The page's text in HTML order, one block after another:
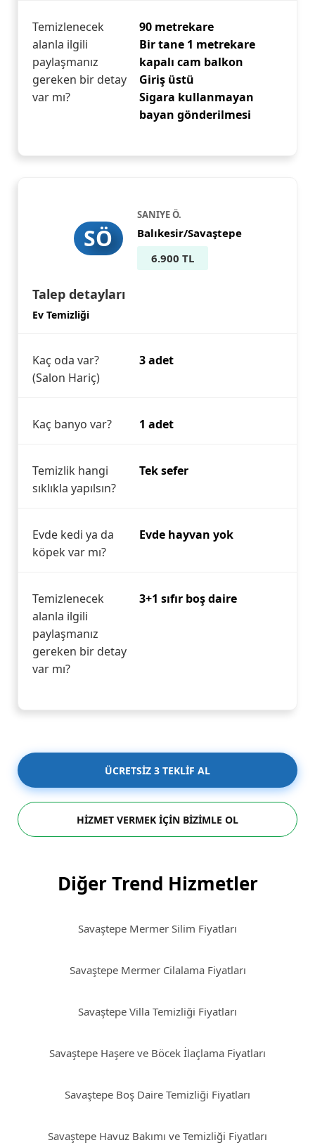
Temizlenecek
alanla ilgili
paylaşmanız
gereken bir detay
var mı?
90 metrekare
Bir tane 1 metrekare
kapalı cam balkon
Giriş üstü
Sigara kullanmayan
bayan gönderilmesi
SÖ
SANIYE Ö.
Balıkesir/Savaştepe
6.900 TL
Talep detayları
Ev Temizliği
Kaç oda var?
(Salon Hariç)
3 adet
Kaç banyo var? 1 adet
Temizlik hangi
sıklıkla yapılsın?
Tek sefer
Evde kedi ya da
köpek var mı?
Evde hayvan yok
Temizlenecek
alanla ilgili
paylaşmanız
gereken bir detay
var mı?
3+1 sıfır boş daire
ÜCRETSİZ 3 TEKLİF AL
HİZMET VERMEK İÇİN BİZİMLE OL
Diğer Trend Hizmetler
Savaştepe Mermer Silim Fiyatları
Savaştepe Mermer Cilalama Fiyatları
Savaştepe Villa Temizliği Fiyatları
Savaştepe Haşere ve Böcek İlaçlama Fiyatları
Savaştepe Boş Daire Temizliği Fiyatları
Savaştepe Havuz Bakımı ve Temizliği Fiyatları